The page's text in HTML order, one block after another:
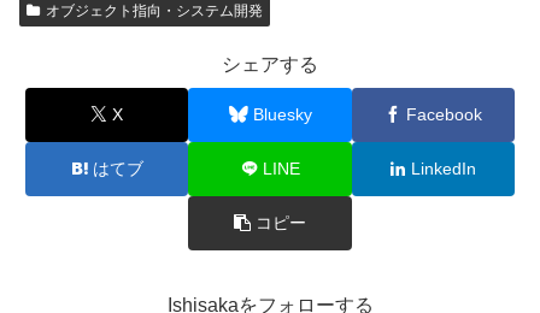
オブジェクト指向・システム開発
シェアする
X Bluesky Facebook
はてブ LINE LinkedIn
コピー
Ishisakaをフォローする